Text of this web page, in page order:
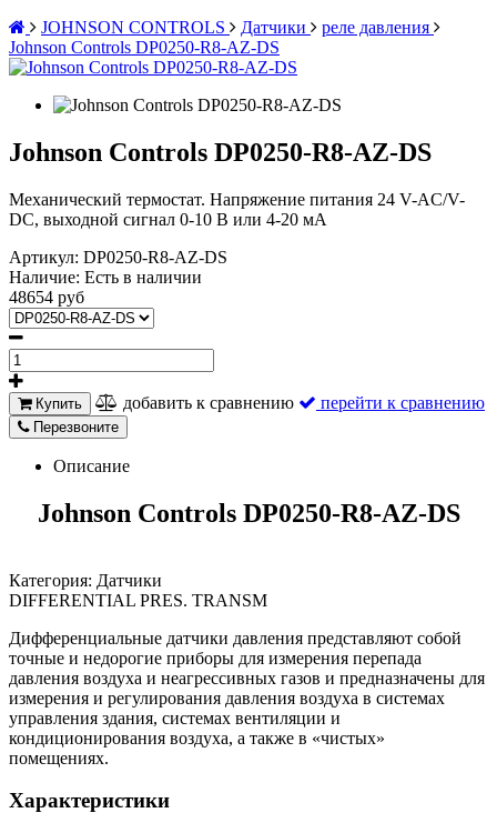
JOHNSON CONTROLS
Датчики
реле давления
Johnson Controls DP0250-R8-AZ-DS
Johnson Controls DP0250-R8-AZ-DS
Механический термостат. Напряжение питания 24 V-AC/V-
DC, выходной сигнал 0-10 В или 4-20 мА
Артикул: DP0250-R8-AZ-DS
Наличие: Есть в наличии
48654 руб
Купить добавить к сравнению перейти к сравнению
Перезвоните
Описание
Johnson Controls DP0250-R8-AZ-DS
Категория: Датчики
DIFFERENTIAL PRES. TRANSM
Дифференциальные датчики давления представляют собой
точные и недорогие приборы для измерения перепада
давления воздуха и неагрессивных газов и предназначены для
измерения и регулирования давления воздуха в системах
управления здания, системах вентиляции и
кондиционирования воздуха, а также в «чистых»
помещениях.
Характеристики